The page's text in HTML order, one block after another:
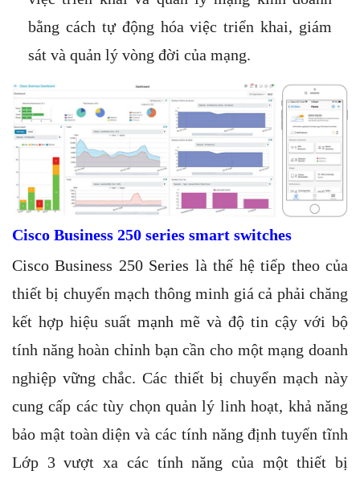
bằng cách tự động hóa việc triển khai, giám
sát và quản lý vòng đời của mạng.
Cisco Business 250 series smart switches
Cisco Business 250 Series là thế hệ tiếp theo của
thiết bị chuyển mạch thông minh giá cả phải chăng
kết hợp hiệu suất mạnh mẽ và độ tin cậy với bộ
tính năng hoàn chỉnh bạn cần cho một mạng doanh
nghiệp vững chắc. Các thiết bị chuyển mạch này
cung cấp các tùy chọn quản lý linh hoạt, khả năng
bảo mật toàn diện và các tính năng định tuyến tĩnh
Lớp 3 vượt xa các tính năng của một thiết bị